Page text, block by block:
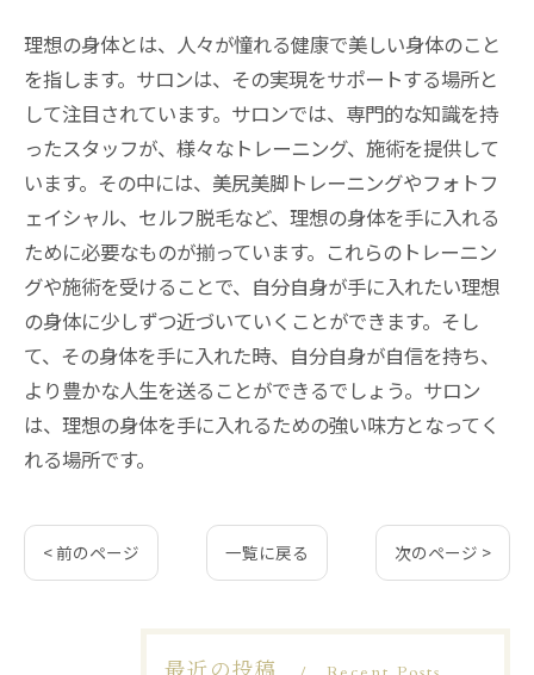
理想の身体とは、人々が憧れる健康で美しい身体のこと
を指します。サロンは、その実現をサポートする場所と
して注目されています。サロンでは、専門的な知識を持
ったスタッフが、様々なトレーニング、施術を提供して
います。その中には、美尻美脚トレーニングやフォトフ
ェイシャル、セルフ脱毛など、理想の身体を手に入れる
ために必要なものが揃っています。これらのトレーニン
グや施術を受けることで、自分自身が手に入れたい理想
の身体に少しずつ近づいていくことができます。そし
て、その身体を手に入れた時、自分自身が自信を持ち、
より豊かな人生を送ることができるでしょう。サロン
は、理想の身体を手に入れるための強い味方となってく
れる場所です。
< 前のページ 一覧に戻る 次のページ >